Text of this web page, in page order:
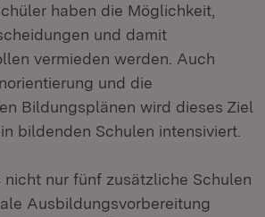
haben die Möglichkeit,
und damit
vermieden werden. Auch
und die
Bildungsplänen wird dieses Ziel
bildenden Schulen intensiviert.
nur fünf zusätzliche Schulen
Ausbildungsvorbereitung